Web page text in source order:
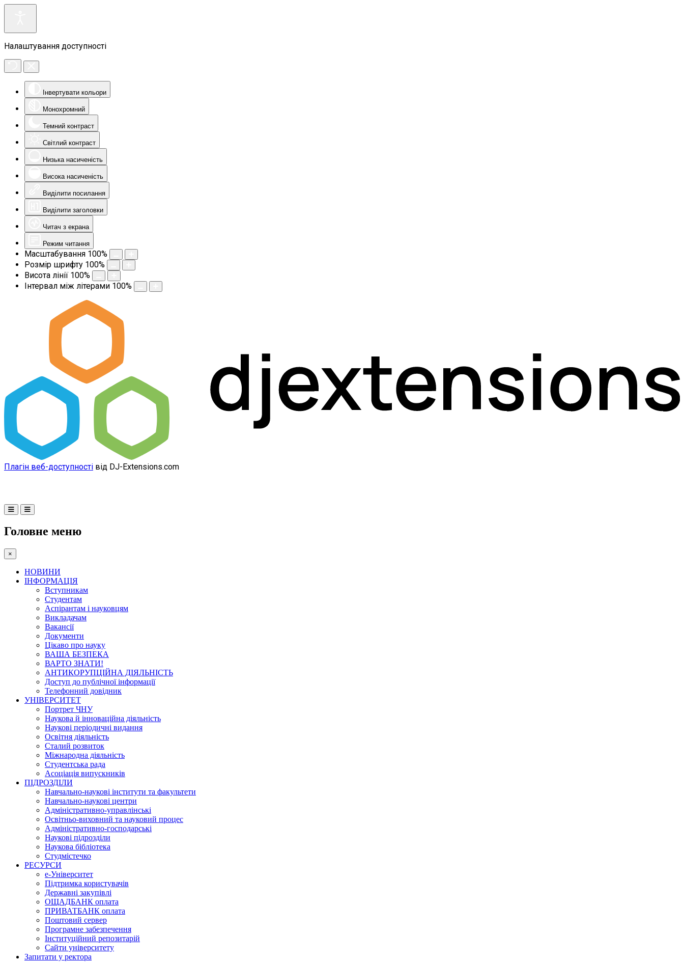
Налаштування доступності
Інвертувати кольори
Монохромний
Темний контраст
Світлий контраст
Низька насиченість
Висока насиченість
Виділити посилання
Виділити заголовки
Читач з екрана
Режим читання
Масштабування 100%
Розмір шрифту 100%
Висота лінії 100%
Інтервал між літерами 100%
Плагін веб-доступності від DJ-Extensions.com
Головне меню
×
НОВИНИ
ІНФОРМАЦІЯ
Вступникам
Студентам
Аспірантам і науковцям
Викладачам
Вакансії
Документи
Цікаво про науку
ВАША БЕЗПЕКА
ВАРТО ЗНАТИ!
АНТИКОРУПЦІЙНА ДІЯЛЬНІСТЬ
Доступ до публічної інформації
Телефонний довідник
УНІВЕРСИТЕТ
Портрет ЧНУ
Наукова й інноваційна діяльність
Наукові періодичні видання
Освітня діяльність
Сталий розвиток
Міжнародна діяльність
Студентська рада
Асоціація випускників
ПІДРОЗДІЛИ
Навчально-наукові інститути та факультети
Навчально-наукові центри
Адміністративно-управлінські
Освітньо-виховний та науковий процес
Адміністративно-господарські
Наукові підрозділи
Наукова бібліотека
Студмістечко
РЕСУРСИ
е-Університет
Підтримка користувачів
Державні закупівлі
ОЩАДБАНК оплата
ПРИВАТБАНК оплата
Поштовий сервер
Програмне забезпечення
Інституційний репозитарій
Сайти університету
Запитати у ректора